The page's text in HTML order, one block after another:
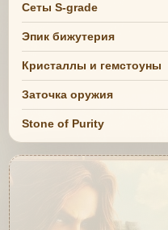
Сеты S-grade
Эпик бижутерия
Кристаллы и гемстоуны
Заточка оружия
Stone of Purity